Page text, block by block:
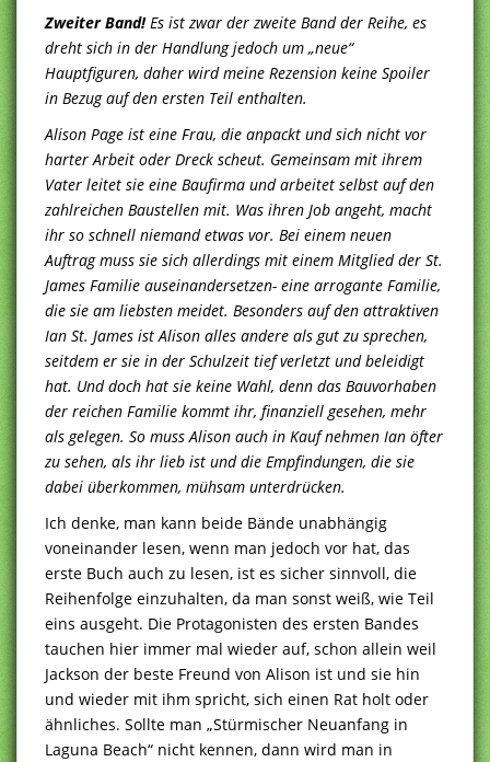
Zweiter Band!Es ist zwar der zweite Band der Reihe, es
dreht sich in der Handlung jedoch um „neue“
Hauptfiguren, daher wird meine Rezension keine Spoiler
in Bezug auf den ersten Teil enthalten.
Alison Page ist eine Frau, die anpackt und sich nicht vor
harter Arbeit oder Dreck scheut. Gemeinsam mit ihrem
Vater leitet sie eine Baufirma und arbeitet selbst auf den
zahlreichen Baustellen mit. Was ihren Job angeht, macht
ihr so schnell niemand etwas vor. Bei einem neuen
Auftrag muss sie sich allerdings mit einem Mitglied der St.
James Familie auseinandersetzen- eine arrogante Familie,
die sie am liebsten meidet. Besonders auf den attraktiven
Ian St. James ist Alison alles andere als gut zu sprechen,
seitdem er sie in der Schulzeit tief verletzt und beleidigt
hat. Und doch hat sie keine Wahl, denn das Bauvorhaben
der reichen Familie kommt ihr, finanziell gesehen, mehr
als gelegen. So muss Alison auch in Kauf nehmen Ian öfter
zu sehen, als ihr lieb ist und die Empfindungen, die sie
dabei überkommen, mühsam unterdrücken.
Ich denke, man kann beide Bände unabhängig
voneinander lesen, wenn man jedoch vor hat, das
erste Buch auch zu lesen, ist es sicher sinnvoll, die
Reihenfolge einzuhalten, da man sonst weiß, wie Teil
eins ausgeht. Die Protagonisten des ersten Bandes
tauchen hier immer mal wieder auf, schon allein weil
Jackson der beste Freund von Alison ist und sie hin
und wieder mit ihm spricht, sich einen Rat holt oder
ähnliches. Sollte man „Stürmischer Neuanfang in
Laguna Beach“ nicht kennen, dann wird man in